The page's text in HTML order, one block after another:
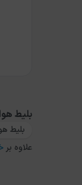
بلیط
بلیط
علاوه بر